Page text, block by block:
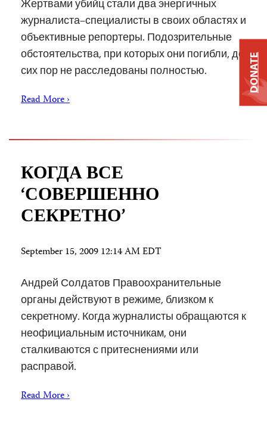
Жертвами убийц стали два энергичных
журналиста–специалисты в своих областях и
объективные репортеры. Подозрительные
обстоятельства, при которых они погибли, до
сих пор не расследованы полностью.
Read More ›
КОГДА ВСЕ
‘СОВЕРШЕННО
СЕКРЕТНО’
September 15, 2009 12:14 AM EDT
Андрей Солдатов Правоохранительные
органы действуют в режиме, близком к
секретному. Когда журналисты обращаются к
неофициальным источникам, они
сталкиваются с притеснениями или
расправой.
Read More ›
DONATE